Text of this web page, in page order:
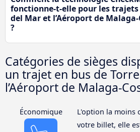
fonctionne-t-elle pour les trajets
del Mar et l’Aéroport de
?
Catégories de sièges
un trajet en bus de
l’Aéroport de Malaga-
Économique
L'option la moins
votre billet, elle